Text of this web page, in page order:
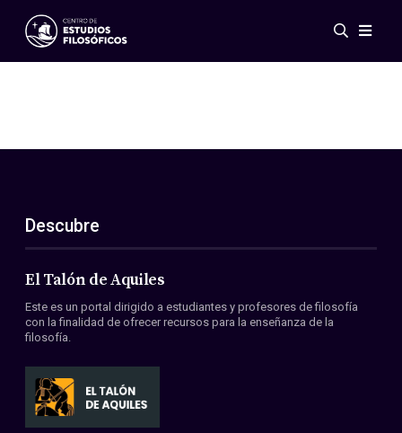
Eventos
ES
EN
Acerca de nosotros
Miembros
Convenios
Descubre
El Talón de Aquiles
Este es un portal dirigido a estudiantes y profesores de filosofía
con la finalidad de ofrecer recursos para la enseñanza de la
filosofía.